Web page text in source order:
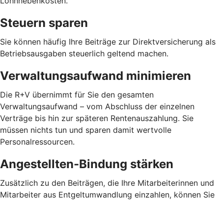
Steuern sparen
Sie können häufig Ihre Beiträge zur Direktversicherung als
Betriebsausgaben steuerlich geltend machen.
Verwaltungsaufwand minimieren
Die R+V übernimmt für Sie den gesamten
Verwaltungsaufwand – vom Abschluss der einzelnen
Verträge bis hin zur späteren Rentenauszahlung. Sie
müssen nichts tun und sparen damit wertvolle
Personalressourcen.
Angestellten-Bindung stärken
Zusätzlich zu den Beiträgen, die Ihre Mitarbeiterinnen und
Mitarbeiter aus Entgeltumwandlung einzahlen, können Sie